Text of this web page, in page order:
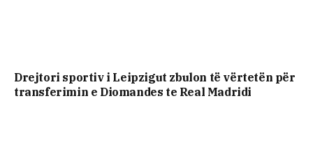
Drejtori sportiv i Leipzigut zbulon të vërtetën për
transferimin e Diomandes te Real Madridi